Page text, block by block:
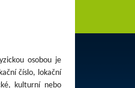
osobou je
číslo, lokační
kulturní nebo